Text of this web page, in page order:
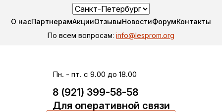
О насПартнерамАкцииОтзывыНовостиФорумКонтакты
По всем вопросам: info@lesprom.org
Пн. - пт. с 9.00 до 18.00
8 (921) 399-58-58
Для оперативной связи